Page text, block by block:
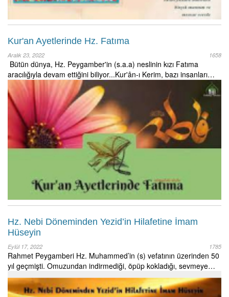
Kur'an Ayetlerinde Hz. Fatıma
Aralık 23, 2022 1658
Bütün dünya, Hz. Peygamber'in (s.a.a) neslinin kızı Fatıma
aracılığıyla devam ettiğini biliyor...Kur'ân-ı Kerim, bazı insanları…
Hz. Nebi Döneminden Yezid’in Hilafetine İmam
Hüseyin
Eylül 17, 2022 1785
Rahmet Peygamberi Hz. Muhammed’in (s) vefatının üzerinden 50
yıl geçmişti. Omuzundan indirmediği, öpüp kokladığı, sevmeye…